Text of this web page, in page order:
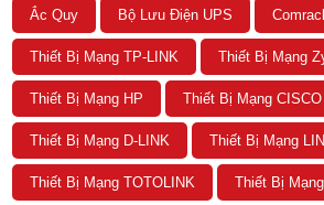
Ắc Quy Bộ Lưu Điện UPS
Thiết Bị Mạng TP-LINK Thiết Bị Mạng
Thiết Bị Mạng HP Thiết Bị Mạng CISCO
Thiết Bị Mạng D-LINK Thiết Bị Mạng
Thiết Bị Mạng TOTOLINK Thiết Bị